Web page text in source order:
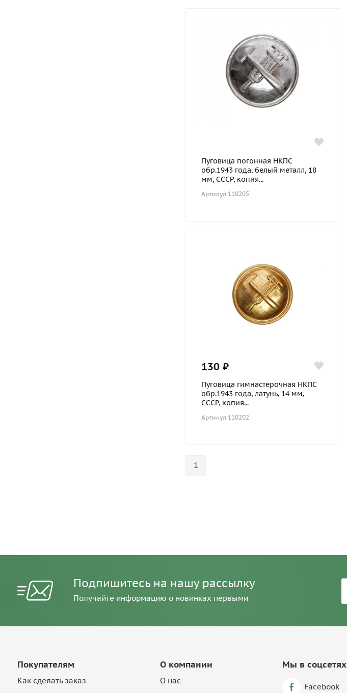
Пуговица погонная НКПС
обр.1943 года, белый металл, 18
мм, СССР, копия...
Артикул 110205
130 ₽
Пуговица гимнастерочная НКПС
обр.1943 года, латунь, 14 мм,
СССР, копия...
Артикул 110202
1
Подпишитесь на нашу рассылку
Получайте информацию о новинках первыми
Покупателям
Как сделать заказ
О компании
О нас
Мы в соцсетях
Facebook